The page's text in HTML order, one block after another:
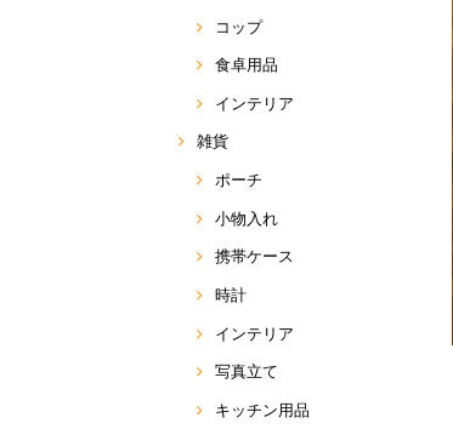
コップ
食卓用品
インテリア
雑貨
ポーチ
小物入れ
携帯ケース
時計
インテリア
写真立て
キッチン用品